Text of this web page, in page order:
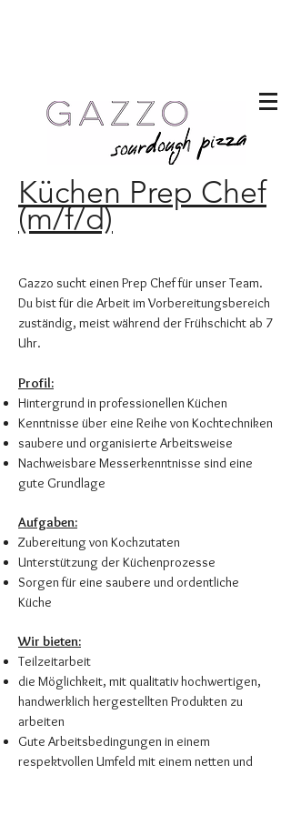
Küchen Prep Chef
(m/f/d)
Gazzo sucht einen Prep Chef für unser Team.
Du bist für die Arbeit im Vorbereitungsbereich
zuständig, meist während der Frühschicht ab 7
Uhr.
Profil:
Hintergrund in professionellen Küchen
Kenntnisse über eine Reihe von Kochtechniken
saubere und organisierte Arbeitsweise
Nachweisbare Messerkenntnisse sind eine
gute Grundlage
Aufgaben:
Zubereitung von Kochzutaten
Unterstützung der Küchenprozesse
Sorgen für eine saubere und ordentliche
Küche
Wir bieten:
Teilzeitarbeit
die Möglichkeit, mit qualitativ hochwertigen,
handwerklich hergestellten Produkten zu
arbeiten
Gute Arbeitsbedingungen in einem
respektvollen Umfeld mit einem netten und